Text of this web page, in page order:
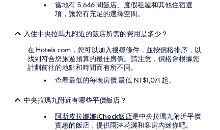
當地有 5,646 間飯店、度假租屋和其他住宿選
項，讓您有充足的選擇空間。
入住中央拉瑪九附近的飯店所需的費用是多少？
在 Hotels.com，您可以加入搜尋條件，並按價格排序，以
找到符合您旅遊預算的最佳房價。請注意，價格會根據您
計劃前往的地點和時間而有所不同。
查看最低的每晚房價 最低 NT$1,071 起。
中央拉瑪九附近有哪些平價飯店？
阿斯皮拉娜娜iCheck飯店是中央拉瑪九附近平價
實惠的飯店，提供雨淋花灑和客房內迷你吧。